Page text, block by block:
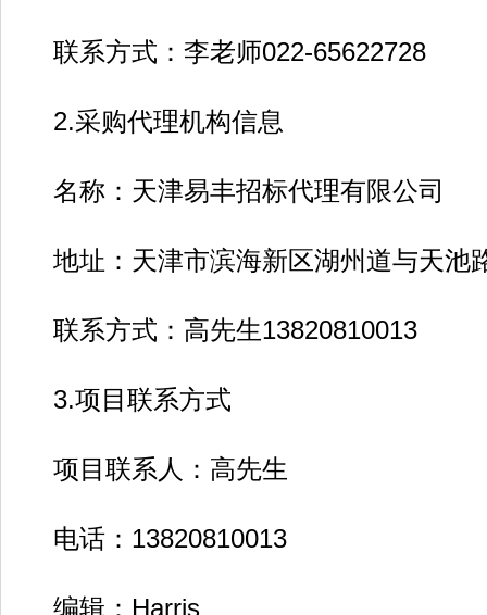
联系方式：李老师022-65622728
2.采购代理机构信息
名称：天津易丰招标代理有限公司
地址：天津市滨海新区湖州道与天池
联系方式：高先生13820810013
3.项目联系方式
项目联系人：高先生
电话：13820810013
编辑：Harris